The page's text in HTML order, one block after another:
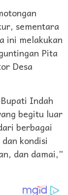
sementara
ini melakukan
Pita
Desa
Indah
begitu luar
berbagai
kondisi
dan damai,”